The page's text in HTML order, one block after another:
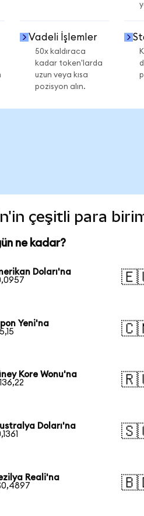
Vadeli İşlemler
50x kaldıraca
kadar token'larda
uzun veya kısa
pozisyon alın.
çeşitli para
ne kadar?
Doları'na
Yeni'na
Kore Wonu'na
Doları'na
Reali'na